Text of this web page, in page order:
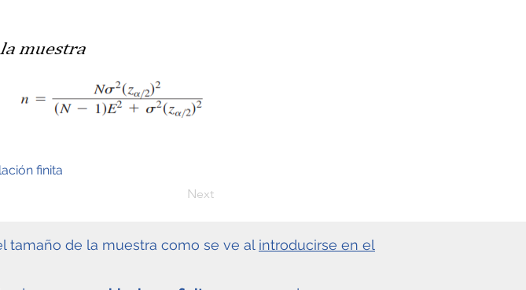
finita
Next
tamaño de la muestra como se ve al introducirse en el